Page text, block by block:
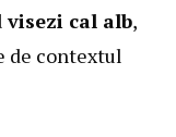
visezi cal alb,
de contextul